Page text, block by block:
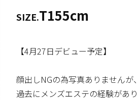
SIZE.T155cm
【4月27日デビュー予定】
顔出しNGの為写真ありません
過去にメンズエステの経験があ